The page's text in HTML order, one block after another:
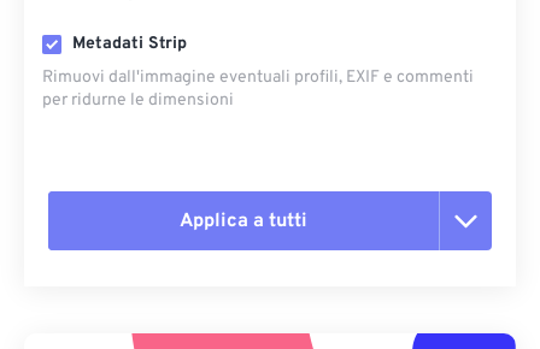
Metadati Strip
Rimuovi dall'immagine eventuali profili, EXIF ​​e commenti
per ridurne le dimensioni
Applica a tutti
Applica da preimpostazione